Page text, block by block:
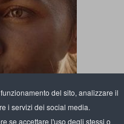
del sito, analizzare il
i servizi dei social media.
se accettare l'uso degli stessi o